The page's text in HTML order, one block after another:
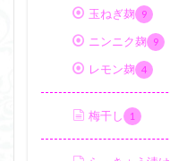
玉ねぎ麹 9
ニンニク麹 9
レモン麹 4
梅干し 1